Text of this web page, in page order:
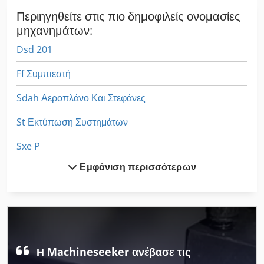
πώληση με προμήθεια.
Περιηγηθείτε στις πιο δημοφιλείς ονομασίες
μηχανημάτων:
Dsd 201
Ff Συμπιεστή
Sdah Αεροπλάνο Και Στεφάνες
St Εκτύπωση Συστημάτων
Sxe P
Άνω Εμβόλου Τύπου
Εξετάστε Μεταφορών
Εμφάνιση περισσότερων
Η Machineseeker ανέβασε τις